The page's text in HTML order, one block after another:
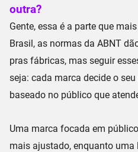
outra?
Gente, essa é a parte que
Brasil, as normas da ABNT
pras fábricas, mas seguir
seja: cada marca decide o
baseado no público que
Uma marca focada em
mais ajustado, enquanto